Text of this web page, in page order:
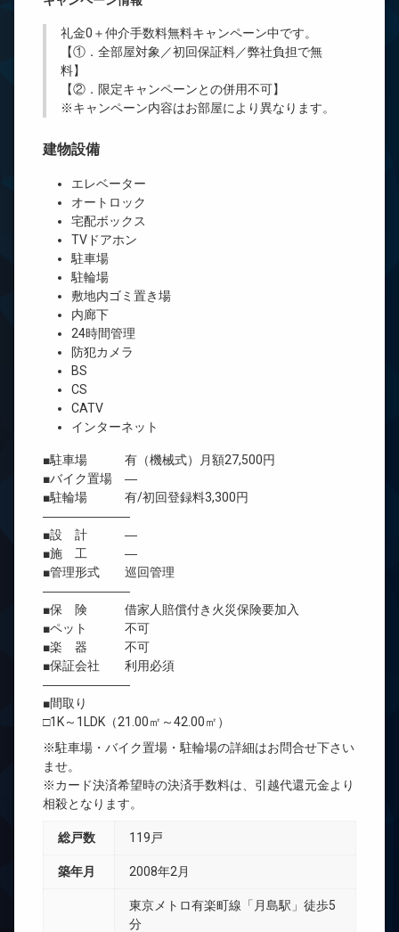
礼金0 ＋仲介手数料無料キャンペーン中です。
【①．全部屋対象／初回保証料／弊社負担で無
料】
【②．限定キャンペーンとの併用不可】
※キャンペーン内容はお部屋により異なります。
建物設備
エレベーター
オートロック
宅配ボックス
TVドアホン
駐車場
駐輪場
敷地内ゴミ置き場
内廊下
24時間管理
防犯カメラ
BS
CS
CATV
インターネット
■駐車場 有（機械式）月額27,500円
■バイク置場 ―
■駐輪場 有/初回登録料3,300円
―――――――
■設 計 ―
■施 工 ―
■管理形式 巡回管理
―――――――
■保 険 借家人賠償付き火災保険要加入
■ペット 不可
■楽 器 不可
■保証会社 利用必須
―――――――
■間取り
□1K～1LDK（21.00㎡～42.00㎡）
※駐車場・バイク置場・駐輪場の詳細はお問合せ下さい
ませ。
※カード決済希望時の決済手数料は、引越代還元金より
相殺となります。
総戸数 119戸
築年月 2008年2月
東京メトロ有楽町線「月島駅」徒歩5
分